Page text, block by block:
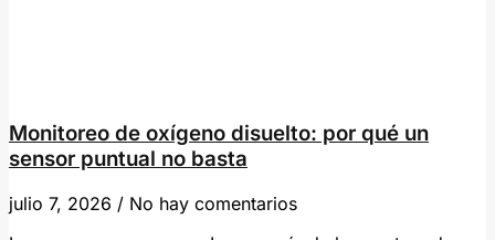
Monitoreo de oxígeno disuelto: por qué un
sensor puntual no basta
julio 7, 2026
No hay comentarios